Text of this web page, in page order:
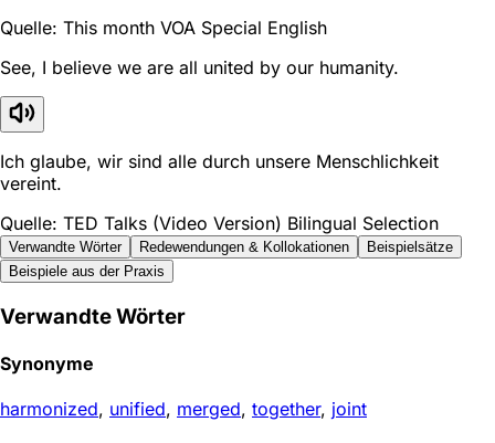
Quelle: This month VOA Special English
See, I believe we are all united by our humanity.
Ich glaube, wir sind alle durch unsere Menschlichkeit
vereint.
Quelle: TED Talks (Video Version) Bilingual Selection
Verwandte Wörter Redewendungen & Kollokationen
Beispielsätze
Beispiele aus der Praxis
Verwandte Wörter
Synonyme
harmonized, unified, merged, together, joint